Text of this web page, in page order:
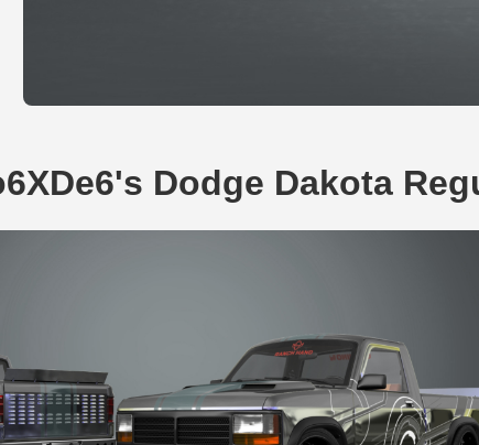
Dodge Dakota